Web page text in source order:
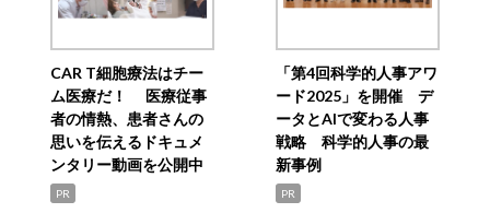
CAR T細胞療法はチー
ム医療だ！ 医療従事
者の情熱、患者さんの
思いを伝えるドキュメ
ンタリー動画を公開中
PR
「第4回科学的人事アワ
ード2025」を開催 デ
ータとAIで変わる人事
戦略 科学的人事の最
新事例
PR